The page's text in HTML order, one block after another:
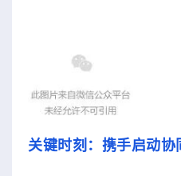
关键时刻：携手启动协